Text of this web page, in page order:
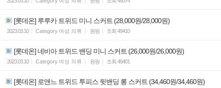
[롯데온] 루루카 트위드 미니 스커트 (28,000원/28,000원)
2023.03.10 Category 여성 의류 원팡 조회 49410
[롯데온] 네비아 트위드 밴딩 미니 스커트 (26,000원/26,000원)
2023.03.10 Category 여성 의류 원팡 조회 49401
[롯데온] 로앤느 트위드 투피스 뒷밴딩 롱 스커트 (34,460원/34,460원)